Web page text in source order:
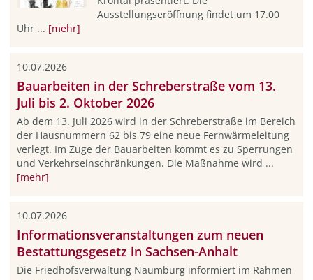
Ausstellungseröffnung findet um 17.00
Uhr ... [mehr]
10.07.2026
Bauarbeiten in der Schreberstraße vom 13.
Juli bis 2. Oktober 2026
Ab dem 13. Juli 2026 wird in der Schreberstraße im Bereich
der Hausnummern 62 bis 79 eine neue Fernwärmeleitung
verlegt. Im Zuge der Bauarbeiten kommt es zu Sperrungen
und Verkehrseinschränkungen. Die Maßnahme wird ...
[mehr]
10.07.2026
Informationsveranstaltungen zum neuen
Bestattungsgesetz in Sachsen-Anhalt
Die Friedhofsverwaltung Naumburg informiert im Rahmen